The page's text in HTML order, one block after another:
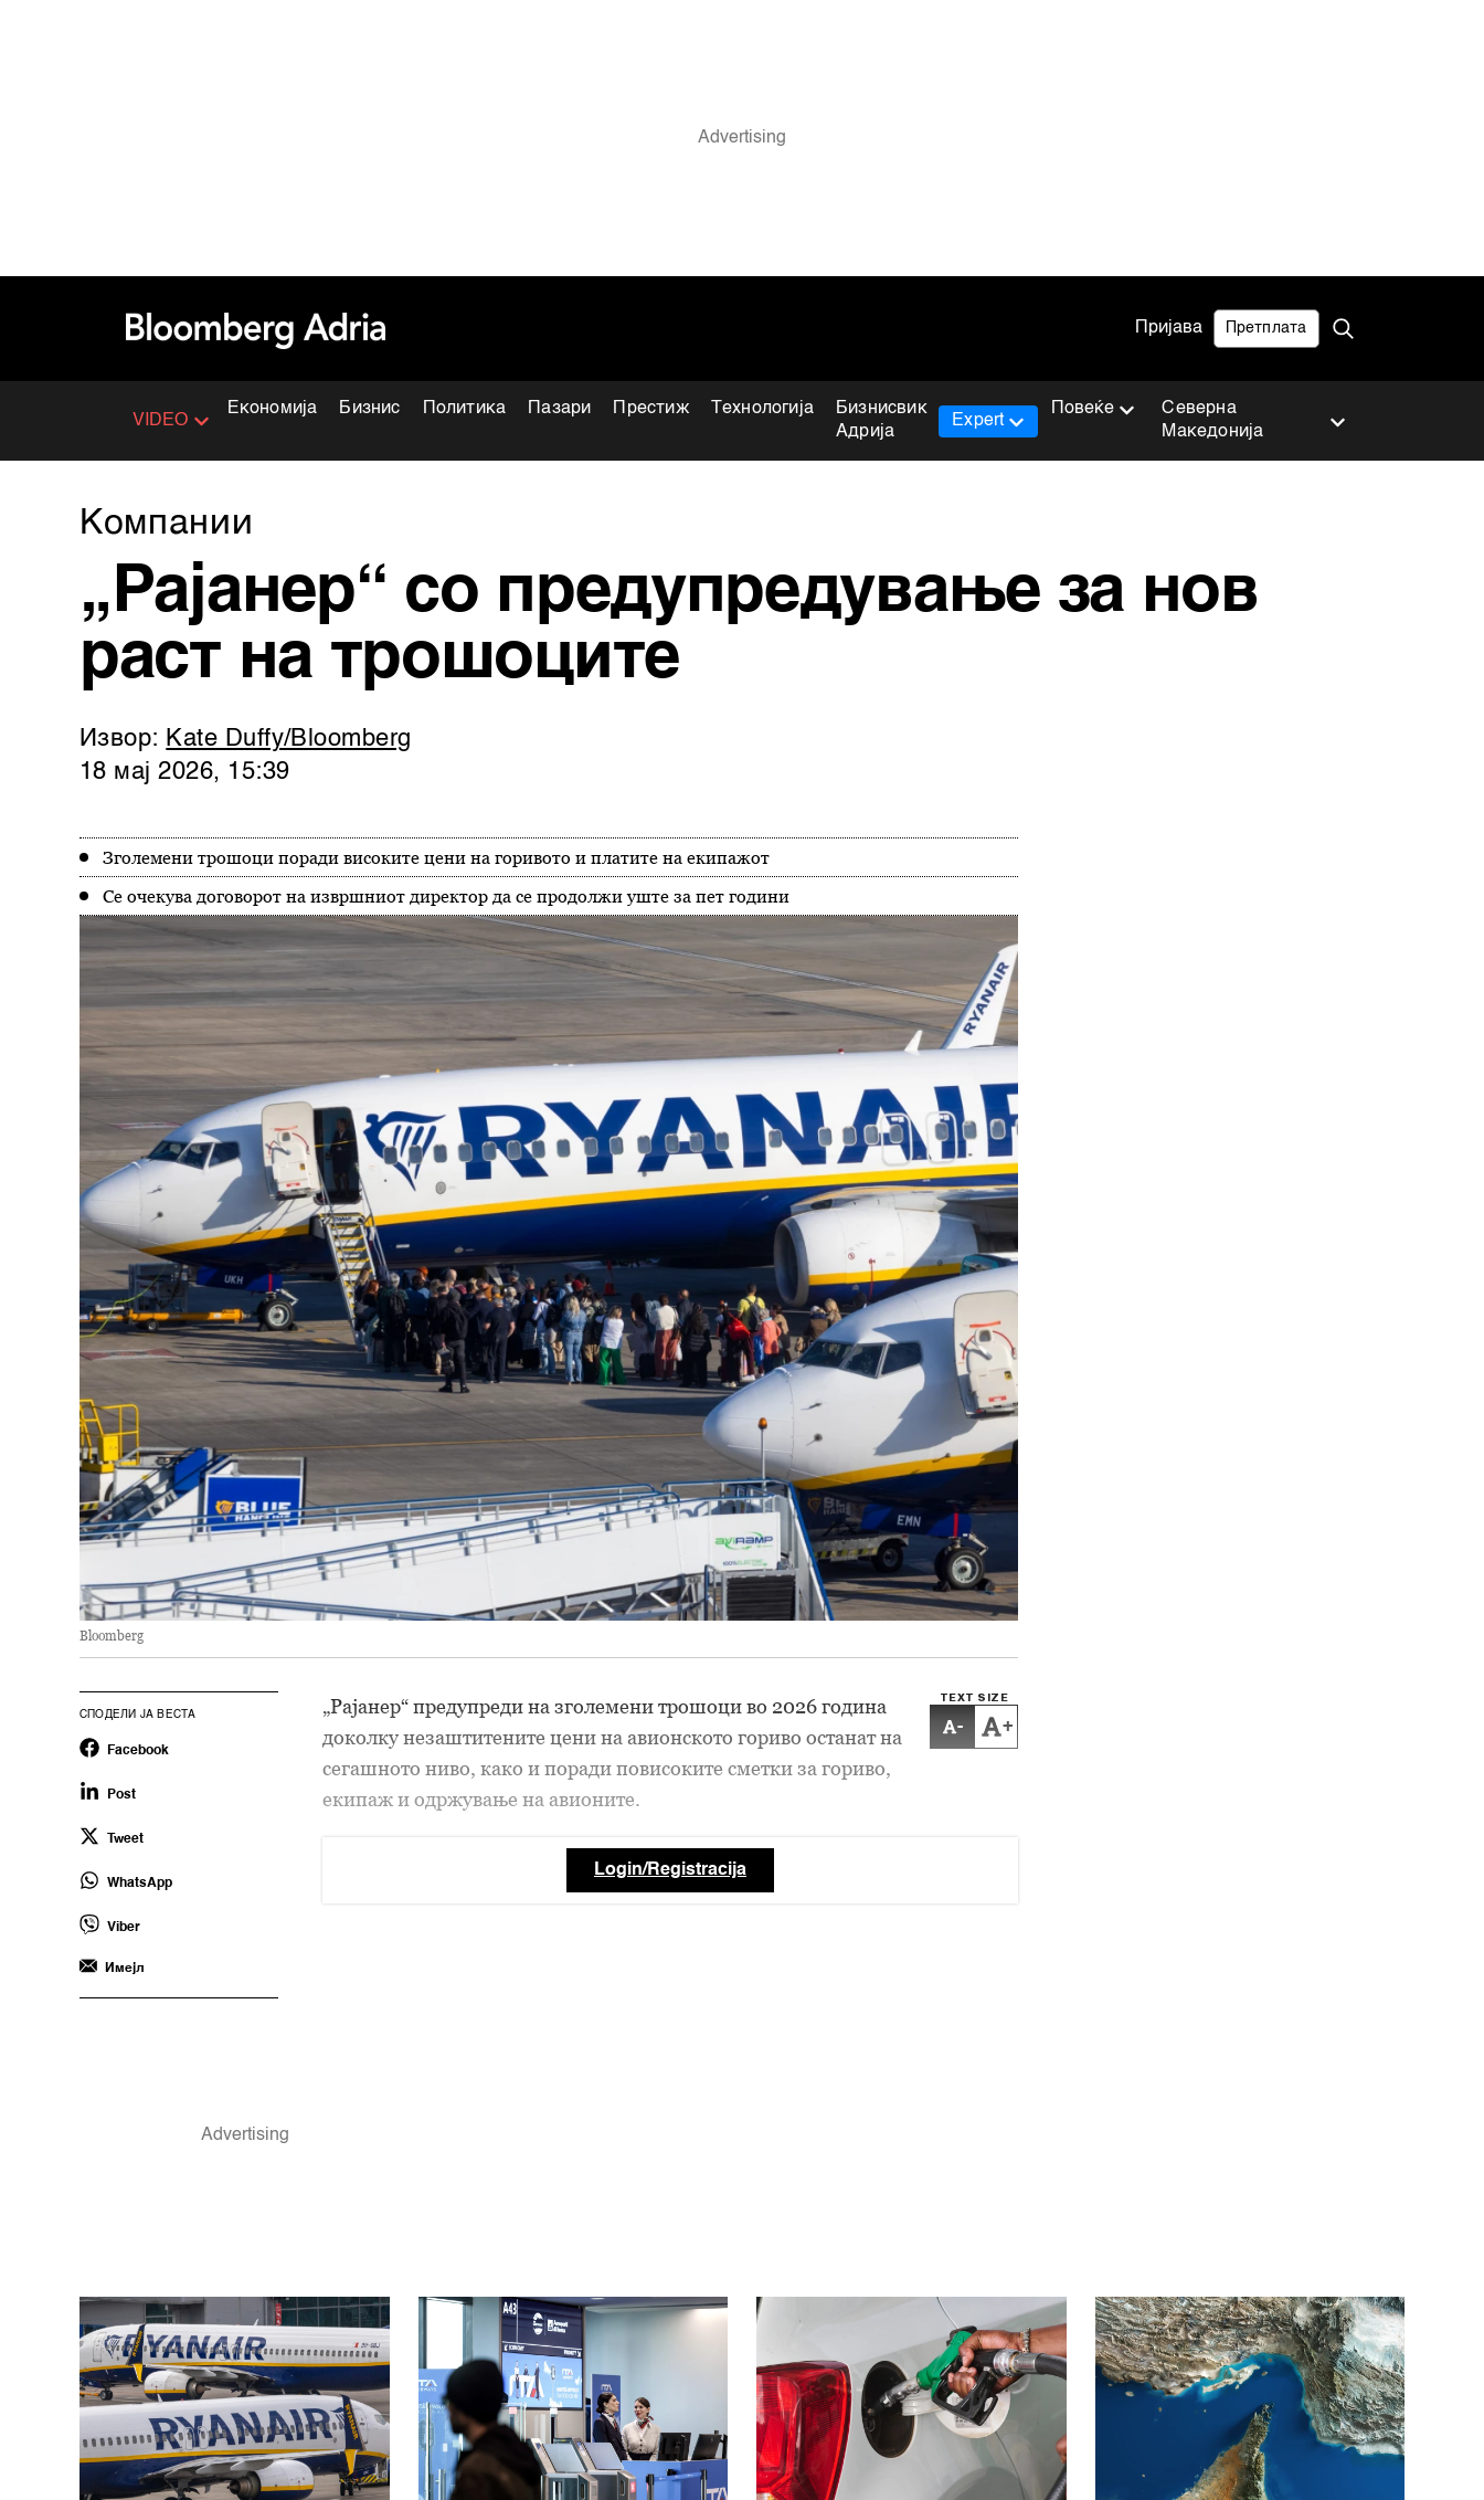
Пријава Претплата
VIDEO
Економија Бизнис Политика Пазари Престиж Технологија
Бизнисвик
Адрија
Северна
Македонија
Expert
Повеќе
Компании
„Рајанер“ со предупредување за нов
раст на трошоците
Извор: Kate Duffy/Bloomberg
18 мај 2026, 15:39
Зголемени трошоци поради високите цени на горивото и платите на екипажот
Се очекува договорот на извршниот директор да се продолжи уште за пет години
Bloomberg
СПОДЕЛИ ЈА ВЕСТА
Facebook
Post
Tweet
WhatsApp
Viber
Имејл
TEXT SIZE
- +
„Рајанер“ предупреди на зголемени трошоци во 2026 година
доколку незаштитените цени на авионското гориво останат на
сегашното ниво, како и поради повисоките сметки за гориво,
екипаж и одржување на авионите.
Login/Registracija